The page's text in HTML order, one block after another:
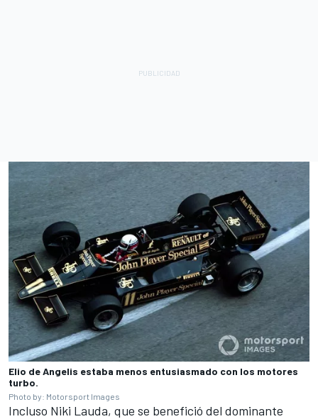
Elio de Angelis estaba menos entusiasmado con los motores
turbo.
Photo by: Motorsport Images
Incluso Niki Lauda, que se benefició del dominante